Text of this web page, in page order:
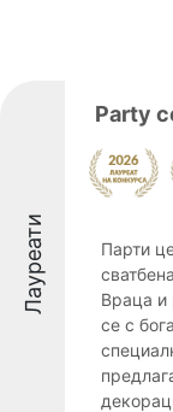
Лауреати
Party
Парти
Враца и
се с